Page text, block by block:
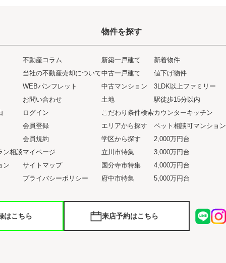
ン相談
ン
不動産コラム
当社の不動産売却について
WEBパンフレット
お問い合わせ
ログイン
会員登録
会員規約
マイページ
サイトマップ
プライバシーポリシー
物件を探す
新築一戸建て
中古一戸建て
中古マンション
土地
こだわり条件検索
エリアから探す
学区から探す
立川市特集
国分寺市特集
府中市特集
新着物件
値下げ物件
3LDK以上ファミリー
駅徒歩15分以内
カウンターキッチン
ペット相談可マンション
2,000万円台
3,000万円台
4,000万円台
5,000万円台
はこちら 来店予約はこちら